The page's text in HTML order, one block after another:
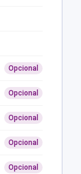
Opcional
Opcional
Opcional
Opcional
Opcional